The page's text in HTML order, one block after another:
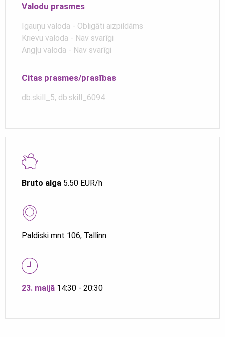
Bruto alga 5.50 EUR/h
Paldiski mnt 106, Tallinn
23. maijā 14:30 - 20:30
Valodu prasmes
Igauņu valoda - Obligāti aizpildāms
Krievu valoda - Nav svarīgi
Angļu valoda - Nav svarīgi
Citas prasmes/prasības
db.skill_5, db.skill_6094